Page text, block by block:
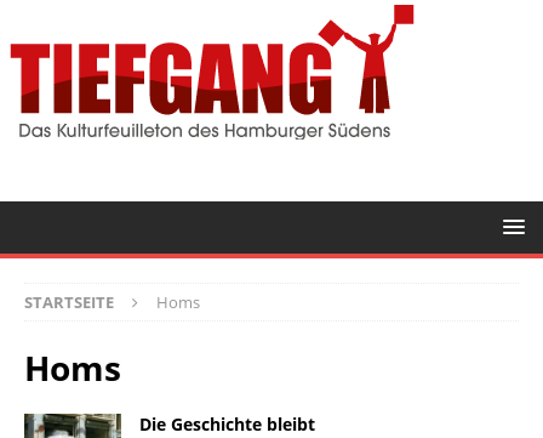
STARTSEITE Homs
Homs
Die Geschichte bleibt